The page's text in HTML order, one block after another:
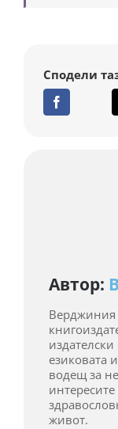
Сподели
Автор:
Верджиния
езиковата
водещ за
живот.